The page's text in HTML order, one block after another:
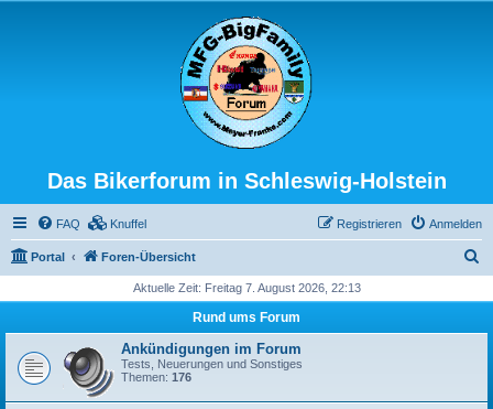
Das Bikerforum in Schleswig-Holstein
FAQ Knuffel Anmelden
Registrieren
Portal Foren-Übersicht
h
Aktuelle Zeit: Freitag 7. August 2026, 22:13
Rund ums Forum
Ankündigungen im Forum
Tests, Neuerungen und Sonstiges
Themen: 176